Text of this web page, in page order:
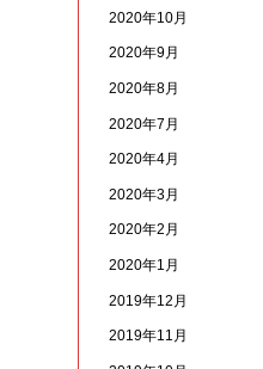
2020年10月
2020年9月
2020年8月
2020年7月
2020年4月
2020年3月
2020年2月
2020年1月
2019年12月
2019年11月